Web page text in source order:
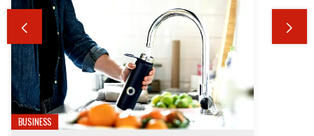
 
BUSINESS